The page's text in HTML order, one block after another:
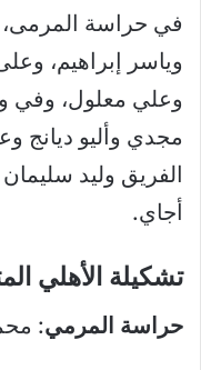
في حراسة
وياسر إبراهيم،
وعلي معلول، وفي
مجدي وأليو ديانج
الفريق وليد
أجاي.
تشكيلة الأهلي
حراسة المرمي: